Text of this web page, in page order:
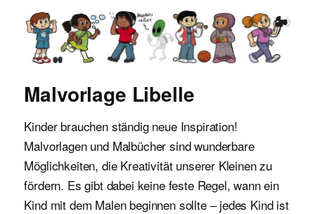
Malvorlagen für Kinder
Malvorlage Libelle
Kinder brauchen ständig neue Inspiration!
Malvorlagen und Malbücher sind wunderbare
Möglichkeiten, die Kreativität unserer Kleinen zu
fördern. Es gibt dabei keine feste Regel, wann ein
Kind mit dem Malen beginnen sollte – jedes Kind ist